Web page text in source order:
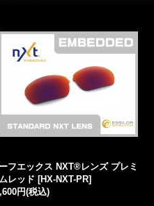
フエックス NXT®レンズ プレミ
レッド [HX-NXT-PR]
円(税込)